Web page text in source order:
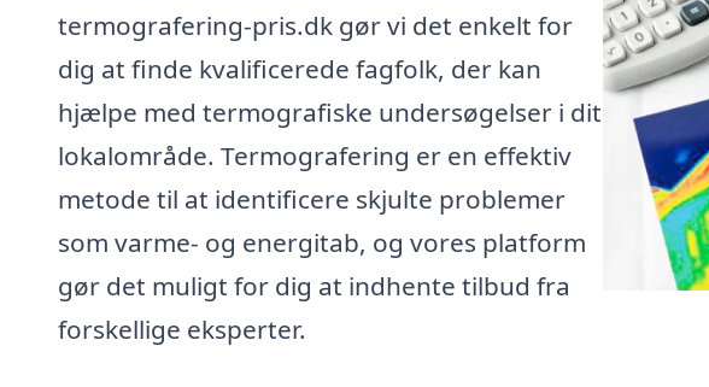
termografering-pris.dk gør vi det enkelt for
dig at finde kvalificerede fagfolk, der kan
hjælpe med termografiske undersøgelser i dit
lokalområde. Termografering er en effektiv
metode til at identificere skjulte problemer
som varme- og energitab, og vores platform
gør det muligt for dig at indhente tilbud fra
forskellige eksperter.